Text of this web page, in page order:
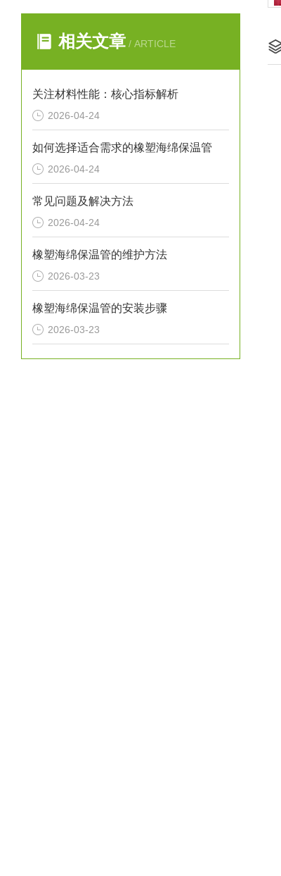
相关文章 / ARTICLE
关注材料性能：核心指标解析
2026-04-24
如何选择适合需求的橡塑海绵保温管
2026-04-24
常见问题及解决方法
2026-04-24
橡塑海绵保温管的维护方法
2026-03-23
橡塑海绵保温管的安装步骤
2026-03-23